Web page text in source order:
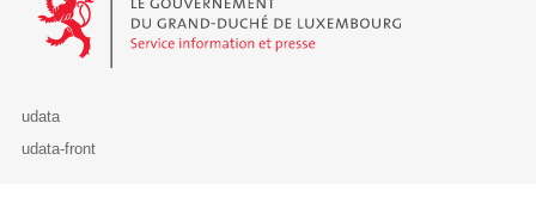
udata
udata-front